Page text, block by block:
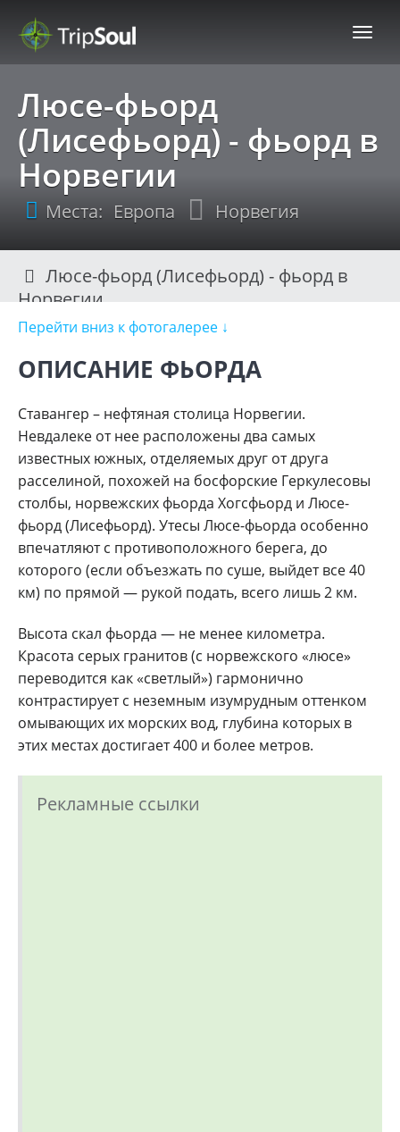
TripSoul!
Люсе-фьорд
(Лисефьорд) - фьорд в
Норвегии
Места: Европа Норвегия
Люсе-фьорд (Лисефьорд) - фьорд в
Норвегии
Перейти вниз к фотогалерее ↓
ОПИСАНИЕ ФЬОРДА
Ставангер – нефтяная столица Норвегии.
Невдалеке от нее расположены два самых
известных южных, отделяемых друг от друга
расселиной, похожей на босфорские Геркулесовы
столбы, норвежских фьорда Хогсфьорд и Люсе-
фьорд (Лисефьорд). Утесы Люсе-фьорда особенно
впечатляют с противоположного берега, до
которого (если объезжать по суше, выйдет все 40
км) по прямой — рукой подать, всего лишь 2 км.
Высота скал фьорда — не менее километра.
Красота серых гранитов (с норвежского «люсе»
переводится как «светлый») гармонично
контрастирует с неземным изумрудным оттенком
омывающих их морских вод, глубина которых в
этих местах достигает 400 и более метров.
Рекламные ссылки